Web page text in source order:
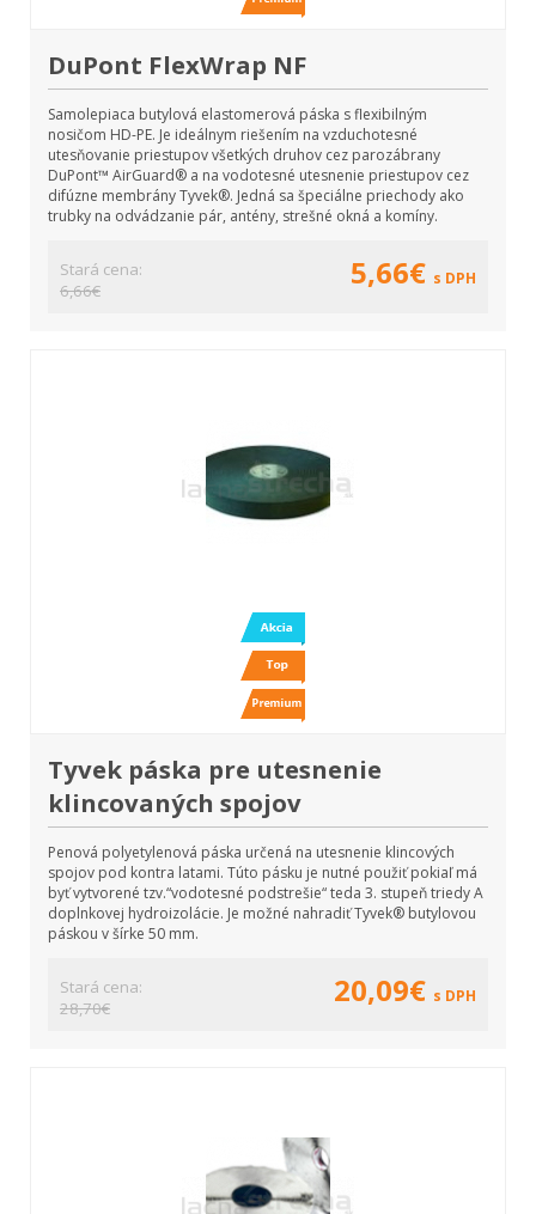
DuPont FlexWrap NF
Samolepiaca butylová elastomerová páska s flexibilným
nosičom HD-PE. Je ideálnym riešením na vzduchotesné
utesňovanie priestupov všetkých druhov cez parozábrany
DuPont™ AirGuard® a na vodotesné utesnenie priestupov cez
difúzne membrány Tyvek®. Jedná sa špeciálne priechody ako
trubky na odvádzanie pár, antény, strešné okná a komíny.
Stará cena:
6,66€
5,66€ s DPH
Tyvek páska pre utesnenie
klincovaných spojov
Penová polyetylenová páska určená na utesnenie klincových
spojov pod kontra latami. Túto pásku je nutné použiť pokiaľ má
byť vytvorené tzv.“vodotesné podstrešie“ teda 3. stupeň triedy A
doplnkovej hydroizolácie. Je možné nahradiť Tyvek® butylovou
páskou v šírke 50 mm.
Stará cena:
28,70€
20,09€ s DPH